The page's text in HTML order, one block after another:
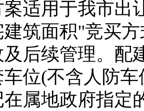
适用于我市出
建筑面积"竞买
后续管理。配
位(不含人防
属地政府指定